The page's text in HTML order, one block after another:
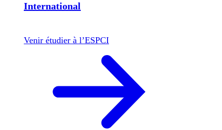
International
Venir étudier à l’ESPCI